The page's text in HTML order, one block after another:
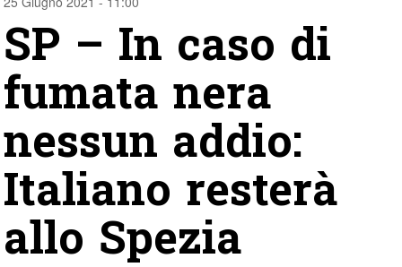
SP – In caso di
fumata nera
nessun addio:
Italiano resterà
allo Spezia